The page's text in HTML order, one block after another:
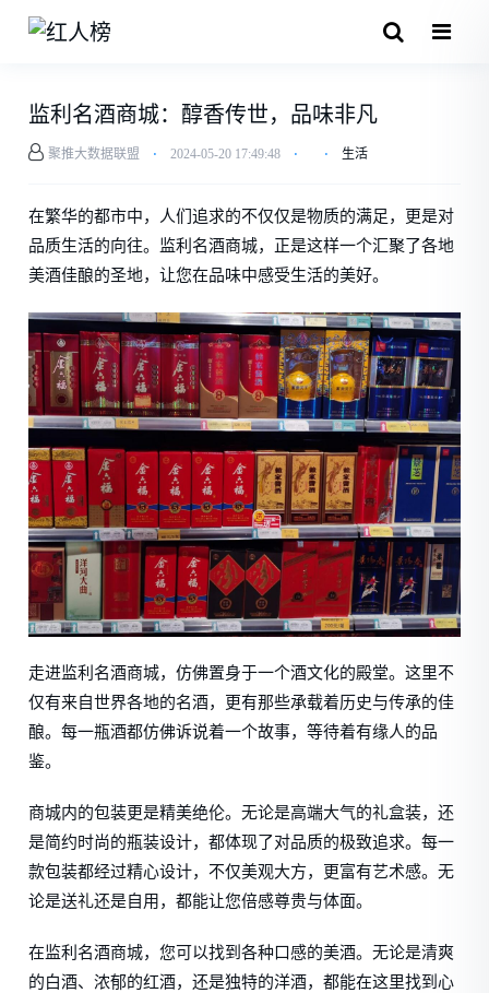
监利名酒商城：醇香传世，品味非凡
聚推大数据联盟 ⋅ 2024-05-20 17:49:48 ⋅ ⋅ 生活
在繁华的都市中，人们追求的不仅仅是物质的满足，更是对
品质生活的向往。监利名酒商城，正是这样一个汇聚了各地
美酒佳酿的圣地，让您在品味中感受生活的美好。
走进监利名酒商城，仿佛置身于一个酒文化的殿堂。这里不
仅有来自世界各地的名酒，更有那些承载着历史与传承的佳
酿。每一瓶酒都仿佛诉说着一个故事，等待着有缘人的品
鉴。
商城内的包装更是精美绝伦。无论是高端大气的礼盒装，还
是简约时尚的瓶装设计，都体现了对品质的极致追求。每一
款包装都经过精心设计，不仅美观大方，更富有艺术感。无
论是送礼还是自用，都能让您倍感尊贵与体面。
在监利名酒商城，您可以找到各种口感的美酒。无论是清爽
的白酒、浓郁的红酒，还是独特的洋酒，都能在这里找到心